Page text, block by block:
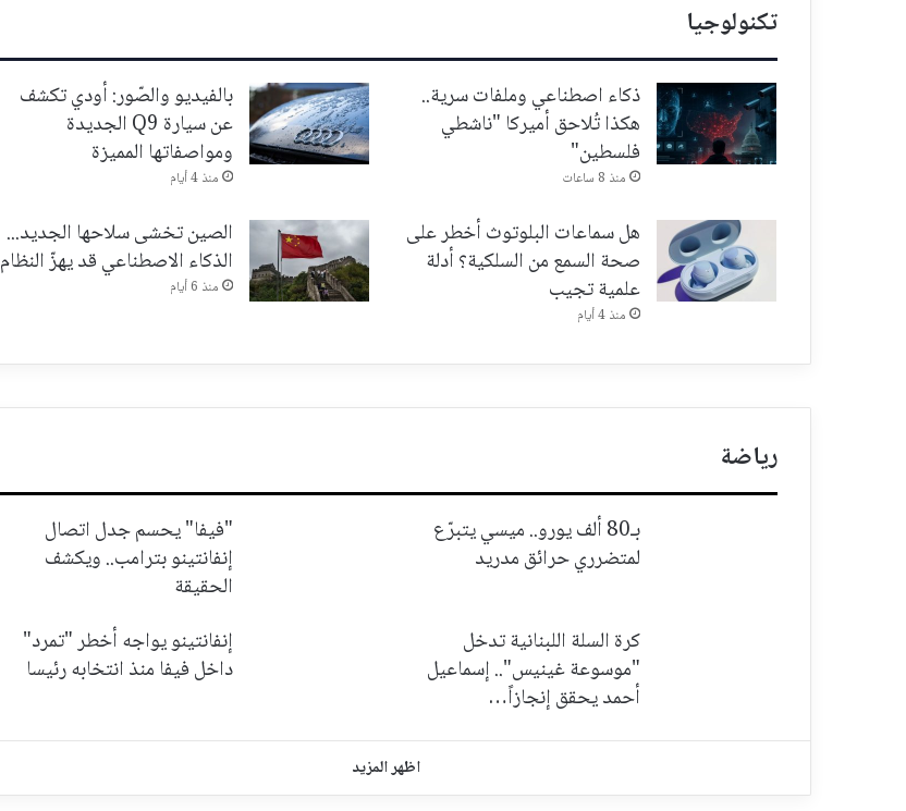
تكنولوجيا
ذكاء اصطناعي وملفات سرية..
هكذا تُلاحق أميركا "ناشطي
فلسطين"
منذ 8 ساعات
بالفيديو والصّور: أودي تكشف
عن سيارة Q9 الجديدة
ومواصفاتها المميزة
منذ 4 أيام
هل سماعات البلوتوث أخطر على
صحة السمع من السلكية؟ أدلة
علمية تجيب
منذ 4 أيام
الصين تخشى سلاحها الجديد...
الذكاء الاصطناعي قد يهزّ النظام
منذ 6 أيام
رياضة
بـ80 ألف يورو.. ميسي يتبرّع
لمتضرري حرائق مدريد
"فيفا" يحسم جدل اتصال
إنفانتينو بترامب.. ويكشف
الحقيقة
كرة السلة اللبنانية تدخل
"موسوعة غينيس".. إسماعيل
أحمد يحقق إنجازاً…
إنفانتينو يواجه أخطر "تمرد"
داخل فيفا منذ انتخابه رئيسا
اظهر المزيد